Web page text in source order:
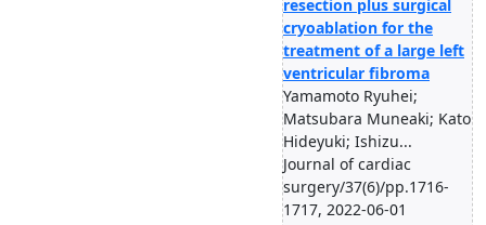
resection plus surgical
cryoablation for the
treatment of a large left
ventricular fibroma
Yamamoto Ryuhei;
Matsubara Muneaki; Kato
Hideyuki; Ishizu...
Journal of cardiac
surgery/37(6)/pp.1716-
1717, 2022-06-01